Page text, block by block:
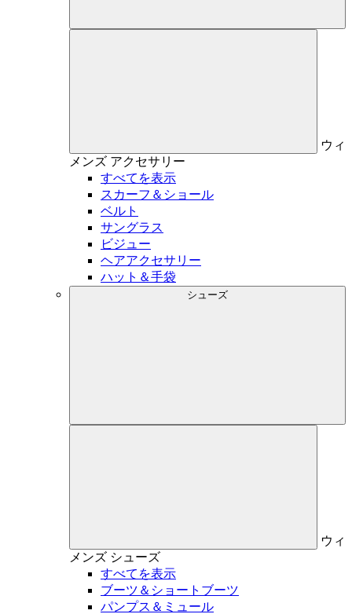
ウィ
メンズ アクセサリー
すべてを表示
スカーフ＆ショール
ベルト
サングラス
ビジュー
ヘアアクセサリー
ハット＆手袋
シューズ
ウィ
メンズ シューズ
すべてを表示
ブーツ＆ショートブーツ
パンプス＆ミュール